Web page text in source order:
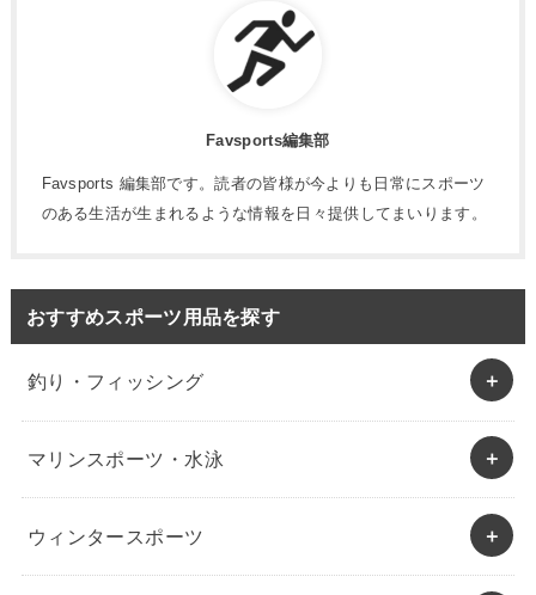
Favsports編集部
Favsports 編集部です。読者の皆様が今よりも日常にスポーツ
のある生活が生まれるような情報を日々提供してまいります。
おすすめスポーツ用品を探す
釣り・フィッシング
マリンスポーツ・水泳
ウィンタースポーツ